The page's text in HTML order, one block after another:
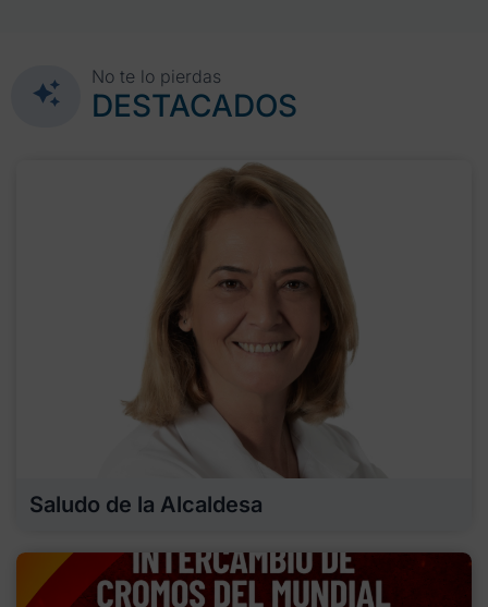
No te lo pierdas
DESTACADOS
Saludo de la Alcaldesa